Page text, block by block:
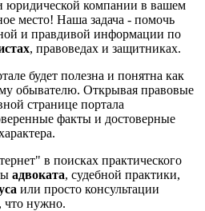
юридической компании в вашем
место! Наша задача - помочь
и правдивой информации по
, правоведах и защитниках.
будет полезна и понятна как
обывателю. Открывая правовые
странице портала
факты и достоверные
в поисках практического
адвоката, судебной практики,
или просто консультации
что нужно.